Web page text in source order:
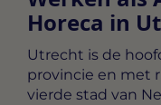
Horeca in
Utrecht is de
provincie en met
vierde stad van